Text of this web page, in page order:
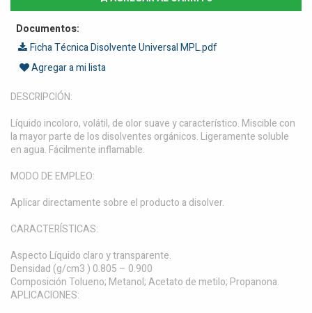
Documentos:
Ficha Técnica Disolvente Universal MPL.pdf
Agregar a mi lista
DESCRIPCIÓN:
Líquido incoloro, volátil, de olor suave y característico. Miscible con
la mayor parte de los disolventes orgánicos. Ligeramente soluble
en agua. Fácilmente inflamable.
MODO DE EMPLEO:
Aplicar directamente sobre el producto a disolver.
CARACTERÍSTICAS:
Aspecto Líquido claro y transparente.
Densidad (g/cm3 ) 0.805 – 0.900
Composición Tolueno; Metanol; Acetato de metilo; Propanona.
APLICACIONES: